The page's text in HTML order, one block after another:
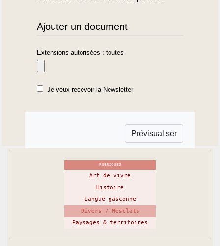
Ajouter un document
Extensions autorisées : toutes
Je veux recevoir la Newsletter
RUBRIQUES
Art de vivre
Histoire
Langue gasconne
Divers / Mesclats
Paysages & territoires